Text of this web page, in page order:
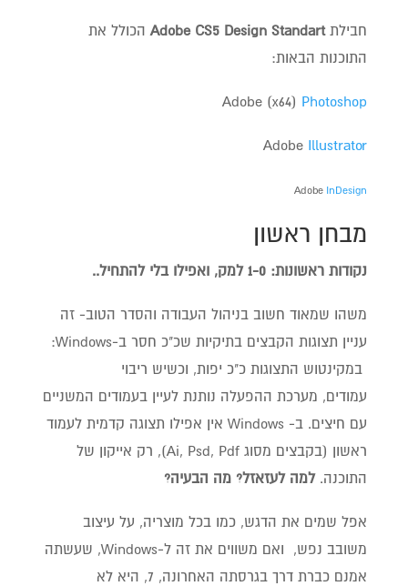
חבילת Adobe CS5 Design Standart
הכולל את
התוכנות הבאות:
Adobe (x64) Photoshop
Adobe Illustrator
Adobe InDesign
מבחן ראשון
נקודות ראשונות: 1-0 למק, ואפילו בלי להתחיל..
משהו שמאוד חשוב בניהול העבודה והסדר הטוב- זה
עניין תצוגות הקבצים בתיקיות שכ"כ חסר ב-Windows:
במקינטוש התצוגות כ"כ יפות, וכשיש ריבוי
עמודים, מערכת ההפעלה נותנת לעיין בעמודים המשניים
עם חיצים. ב- Windows אין אפילו תצוגה קדמית לעמוד
ראשון (בקבצים מסוג Ai, Psd, Pdf), רק אייקון של
התוכנה.למה לעזאזל? מה הבעיה?
אפל שמים את הדגש, כמו בכל מוצריה, על עיצוב
משובב נפש, ואם משווים את זה ל-Windows, שעשתה
אמנם כברת דרך בגרסתה האחרונה, 7, היא לא